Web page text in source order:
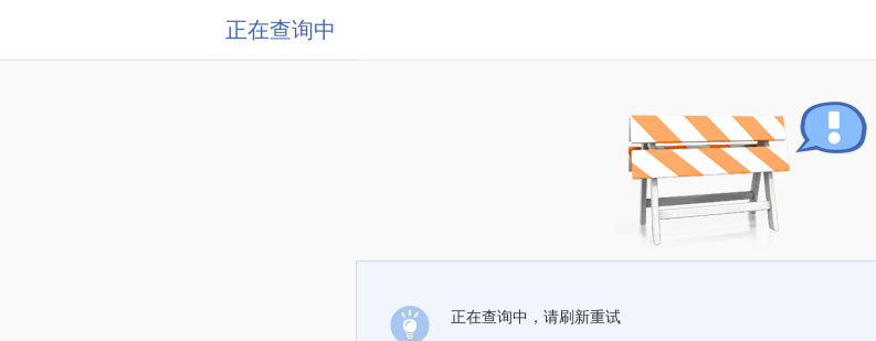
正在查询中
正在查询中，请刷新重试